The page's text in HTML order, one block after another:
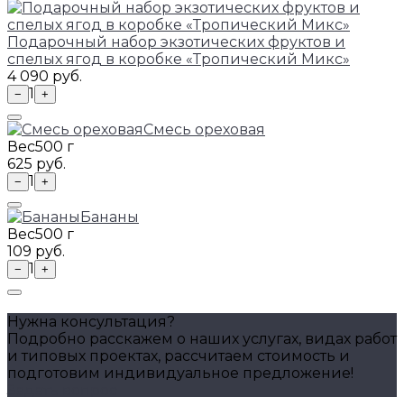
Подарочный набор экзотических фруктов и
спелых ягод в коробке «Тропический Микс»
4 090 руб.
− 1 +
Смесь ореховая
Вес500 г
625 руб.
− 1 +
Бананы
Вес500 г
109 руб.
− 1 +
Нужна консультация?
Подробно расскажем о наших услугах, видах работ
и типовых проектах, рассчитаем стоимость и
подготовим индивидуальное предложение!